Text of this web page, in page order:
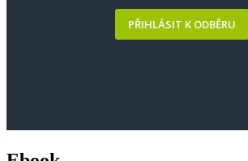
PŘIHLÁSIT K ODBĚRU